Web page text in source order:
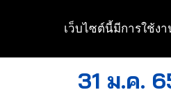
to
31 ม.ค.
เว็บไซต์นี้มีการใช้ง